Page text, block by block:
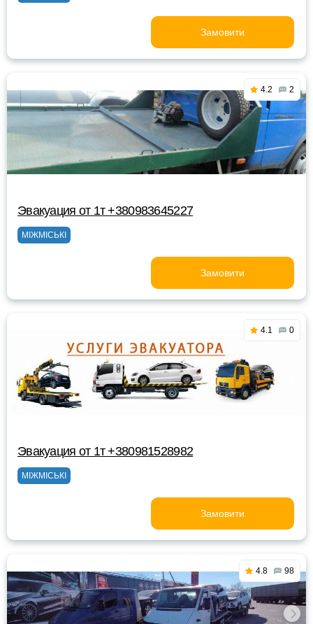
Замовити
4.2 2
Эвакуация от 1т +380983645227
МІЖМІСЬКІ
Замовити
4.1 0
Эвакуация от 1т +380981528982
МІЖМІСЬКІ
Замовити
4.8 98